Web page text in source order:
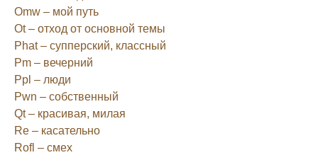
Omw – мой путь
Ot – отход от основной темы
Phat – супперский, классный
Pm – вечерний
Ppl – люди
Pwn – собственный
Qt – красивая, милая
Re – касательно
Rofl – смех